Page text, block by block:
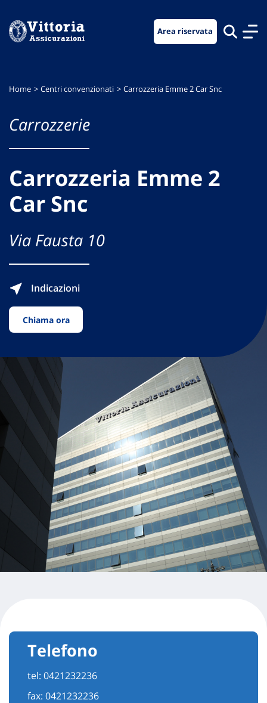
menu
contenuto
footer
Area riservata
Home Centri convenzionati Carrozzeria Emme 2 Car Snc
Carrozzerie
Carrozzeria Emme 2
Car Snc
Via Fausta 10
Indicazioni
Chiama ora
Telefono
tel: 0421232236
fax: 0421232236